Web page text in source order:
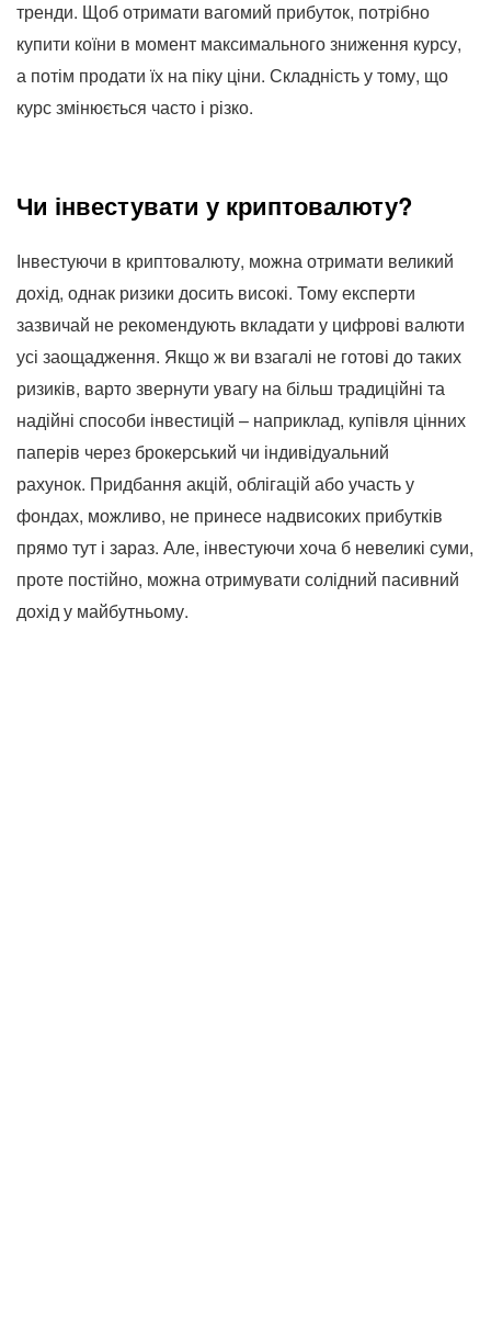
тренди. Щоб отримати вагомий прибуток, потрібно
купити коїни в момент максимального зниження курсу,
а потім продати їх на піку ціни. Складність у тому, що
курс змінюється часто і різко.
Чи інвестувати у криптовалюту?
Інвестуючи в криптовалюту, можна отримати великий
дохід, однак ризики досить високі. Тому експерти
зазвичай не рекомендують вкладати у цифрові валюти
усі заощадження. Якщо ж ви взагалі не готові до таких
ризиків, варто звернути увагу на більш традиційні та
надійні способи інвестицій – наприклад, купівля цінних
паперів через брокерський чи індивідуальний
рахунок. Придбання акцій, облігацій або участь у
фондах, можливо, не принесе надвисоких прибутків
прямо тут і зараз. Але, інвестуючи хоча б невеликі суми,
проте постійно, можна отримувати солідний пасивний
дохід у майбутньому.